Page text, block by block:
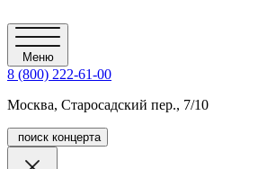
Меню
8 (800) 222-61-00
Москва, Старосадский пер., 7/10
поиск концерта